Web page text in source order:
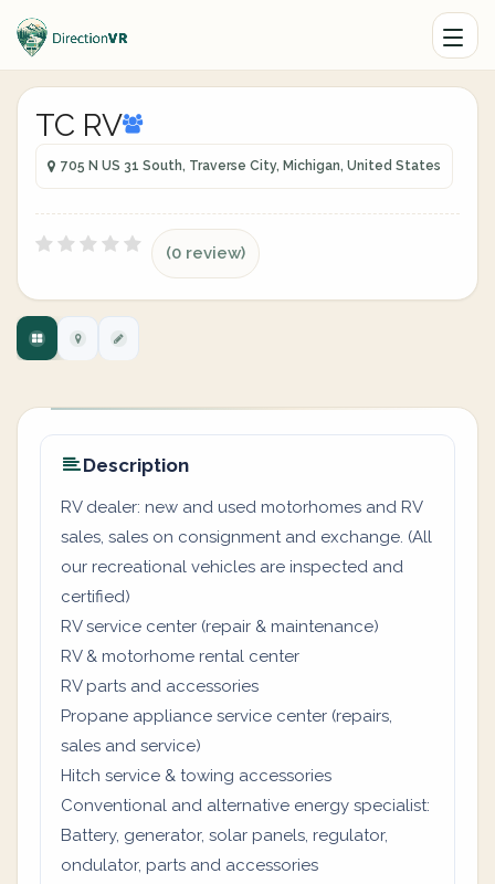
TC RV
705 N US 31 South, Traverse City, Michigan, United States
(0 review)
Description
RV dealer: new and used motorhomes and RV
sales, sales on consignment and exchange. (All
our recreational vehicles are inspected and
certified)
RV service center (repair & maintenance)
RV & motorhome rental center
RV parts and accessories
Propane appliance service center (repairs,
sales and service)
Hitch service & towing accessories
Conventional and alternative energy specialist:
Battery, generator, solar panels, regulator,
ondulator, parts and accessories